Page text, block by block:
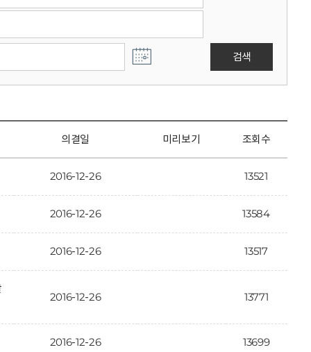
검색
의결일 미리보기 조회수
2016-12-26 13521
2016-12-26 13584
2016-12-26 13517
2016-12-26 13771
2016-12-26 13699